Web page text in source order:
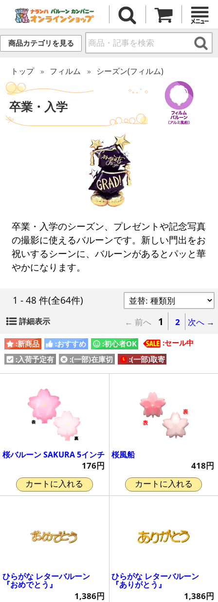
商品カテゴリを見る
トップ フィルム シーズン(フィルム)
卒業・入学
卒業・入学のシーズン、プレゼントや記念写真
の撮影に使えるバルーンです。新しい門出をお
祝いするシーンに、バルーンがあるとパッと華
やかになります。
1 - 48 件(全64件)
詳細表示 ← 前へ 1 2 次へ →
:新商品 :おすすめ :初心者OK
:セール中
:入荷予定有
:(一部)在庫切 :(一部)取寄
桜バルーン SAKURA 5インチ
176円
カートに入れる
桜風船
418円
カートに入れる
ひらがな レターバルーン
『おめでとう』
1,386円
ひらがな レターバルーン
『ありがとう』
1,386円